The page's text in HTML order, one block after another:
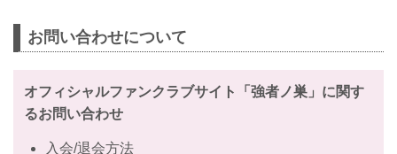
お問い合わせについて
オフィシャルファンクラブサイト「強者ノ巣」に関す
るお問い合わせ
入会/退会方法